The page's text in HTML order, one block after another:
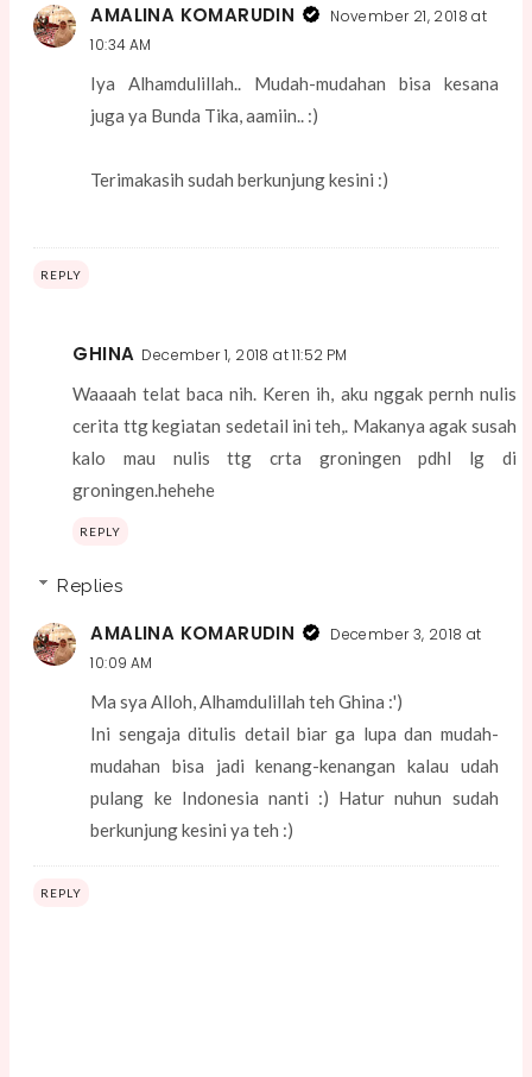
AMALINA KOMARUDIN
November 21, 2018 at
10:34 AM
Iya Alhamdulillah.. Mudah-mudahan bisa kesana
juga ya Bunda Tika, aamiin.. :)
Terimakasih sudah berkunjung kesini :)
REPLY
GHINA December 1, 2018 at 11:52 PM
Waaaah telat baca nih. Keren ih, aku nggak pernh nulis
cerita ttg kegiatan sedetail ini teh,. Makanya agak susah
kalo mau nulis ttg crta groningen pdhl lg di
groningen.hehehe
REPLY
Replies
AMALINA KOMARUDIN
December 3, 2018 at
10:09 AM
Ma sya Alloh, Alhamdulillah teh Ghina :')
Ini sengaja ditulis detail biar ga lupa dan mudah-
mudahan bisa jadi kenang-kenangan kalau udah
pulang ke Indonesia nanti :) Hatur nuhun sudah
berkunjung kesini ya teh :)
REPLY